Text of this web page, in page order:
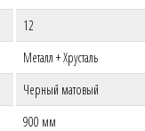
12
Металл + Хрусталь
Черный матовый
900 мм